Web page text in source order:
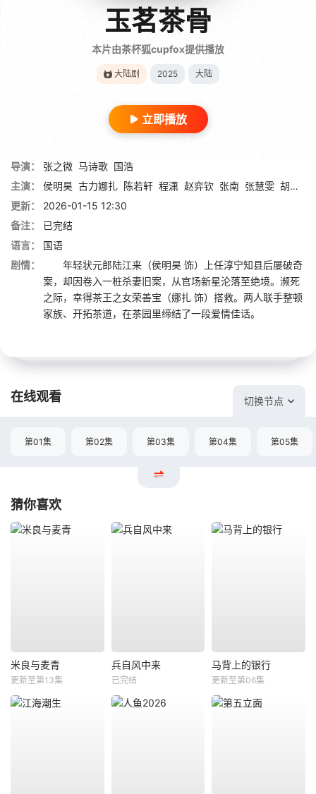
玉茗茶骨
本片由茶杯狐cupfox提供播放
大陆剧 2025 大陆
立即播放
导演： 张之微 马诗歌 国浩
主演：
侯明昊 古力娜扎 陈若轩 程潇 赵弈钦 张南 张慧雯 胡静
更新：
2026-01-15 12:30
备注：
已完结
语言：
国语
剧情：
年轻状元郎陆江来（侯明昊 饰）上任淳宁知县后屡破奇
案，却因卷入一桩杀妻旧案，从官场新星沦落至绝境。濒死
之际，幸得茶王之女荣善宝（娜扎 饰）搭救。两人联手整顿
家族、开拓茶道，在茶园里缔结了一段爱情佳话。
在线观看 切换节点
第01集 第02集 第03集 第04集 第05集
猜你喜欢
米良与麦青
更新至第13集
兵自风中来
已完结
马背上的银行
更新至第06集